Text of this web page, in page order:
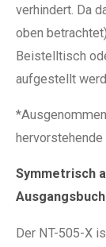
verhindert. Da
oben
Beistelltisch
aufgestellt
hervorstehende
Symmetrisch
Der NT-505-X